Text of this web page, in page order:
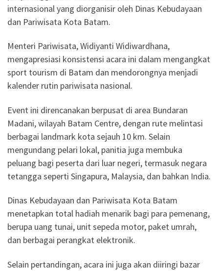
internasional yang diorganisir oleh Dinas Kebudayaan
dan Pariwisata Kota Batam.
Menteri Pariwisata, Widiyanti Widiwardhana,
mengapresiasi konsistensi acara ini dalam mengangkat
sport tourism di Batam dan mendorongnya menjadi
kalender rutin pariwisata nasional.
Event ini direncanakan berpusat di area Bundaran
Madani, wilayah Batam Centre, dengan rute melintasi
berbagai landmark kota sejauh 10 km. Selain
mengundang pelari lokal, panitia juga membuka
peluang bagi peserta dari luar negeri, termasuk negara
tetangga seperti Singapura, Malaysia, dan bahkan India.
Dinas Kebudayaan dan Pariwisata Kota Batam
menetapkan total hadiah menarik bagi para pemenang,
berupa uang tunai, unit sepeda motor, paket umrah,
dan berbagai perangkat elektronik.
Selain pertandingan, acara ini juga akan diiringi bazar